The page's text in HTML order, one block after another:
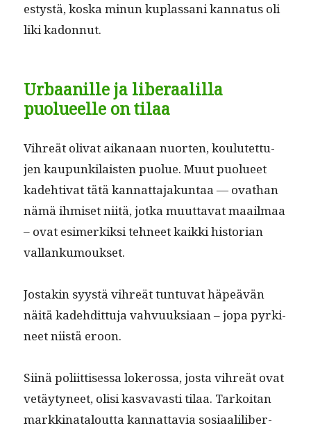
estys­tä, kos­ka min­un kuplas­sani kan­na­tus oli
liki kadonnut.
Urbaanille ja liberaalilla
puolueelle on tilaa
Vihreät oli­vat aikanaan nuorten, koulutet­tu­
jen kaupunki­lais­ten puolue. Muut puolueet
kade­hti­vat tätä kan­nat­ta­jakun­taa — ovathan
nämä ihmiset niitä, jot­ka muut­ta­vat maail­maa
– ovat esimerkik­si tehneet kaik­ki his­to­ri­an
vallankumoukset.
Jostakin syys­tä vihreät tun­tu­vat häpeävän
näitä kade­hdit­tu­ja vahvuuk­si­aan – jopa pyrki­
neet niistä eroon.
Siinä poli­it­tises­sa lokerossa, jos­ta vihreät ovat
vetäy­tyneet, olisi kas­vavasti tilaa. Tarkoi­tan
markki­na­t­alout­ta kan­nat­tavia sosi­aalilib­er­